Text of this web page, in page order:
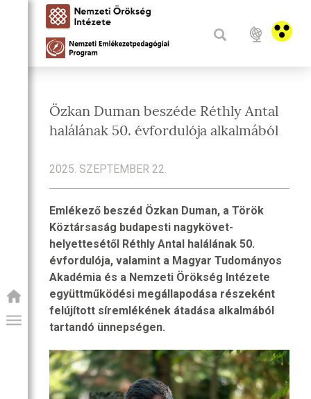
Özkan Duman beszéde Réthly Antal
halálának 50. évfordulója alkalmából
2025. SZEPTEMBER 22.
Emlékező beszéd Özkan Duman, a Török
Köztársaság budapesti nagykövet-
helyettesétől Réthly Antal halálának 50.
évfordulója, valamint a Magyar Tudományos
Akadémia és a Nemzeti Örökség Intézete
együttműködési megállapodása részeként
felújított síremlékének átadása alkalmából
tartandó ünnepségen.